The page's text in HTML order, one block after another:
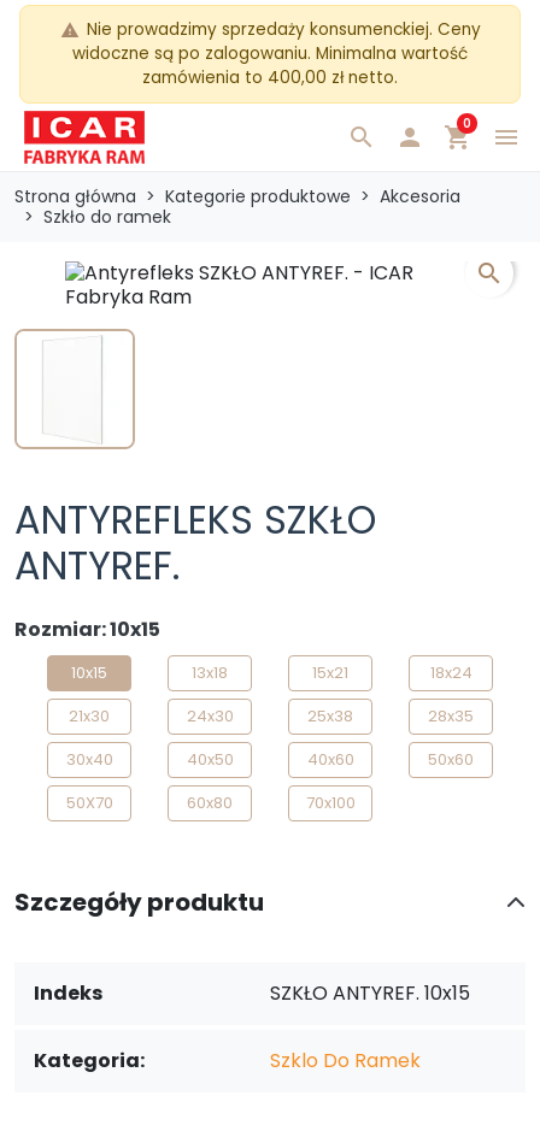
warning Nie prowadzimy sprzedaży konsumenckiej. Ceny
widoczne są po zalogowaniu. Minimalna wartość
zamówienia to 400,00 zł netto.
menu
search  shopping_cart
0
Strona główna Kategorie produktowe
Akcesoria
Szkło do ramek
search
ANTYREFLEKS SZKŁO
ANTYREF.
Rozmiar: 10x15
10x15 13x18 15x21
18x24
21x30
24x30 25x38
28x35
30x40
40x50 40x60
50x60
50X70
60x80 70x100
Szczegóły produktu
Indeks SZKŁO ANTYREF. 10x15
Kategoria: Szklo Do Ramek